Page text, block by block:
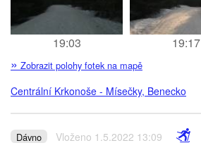
19:03 19:17
» Zobrazit polohy fotek na mapě
Centrální Krkonoše - Mísečky, Benecko
Dávno Vloženo 1.5.2022 13:09